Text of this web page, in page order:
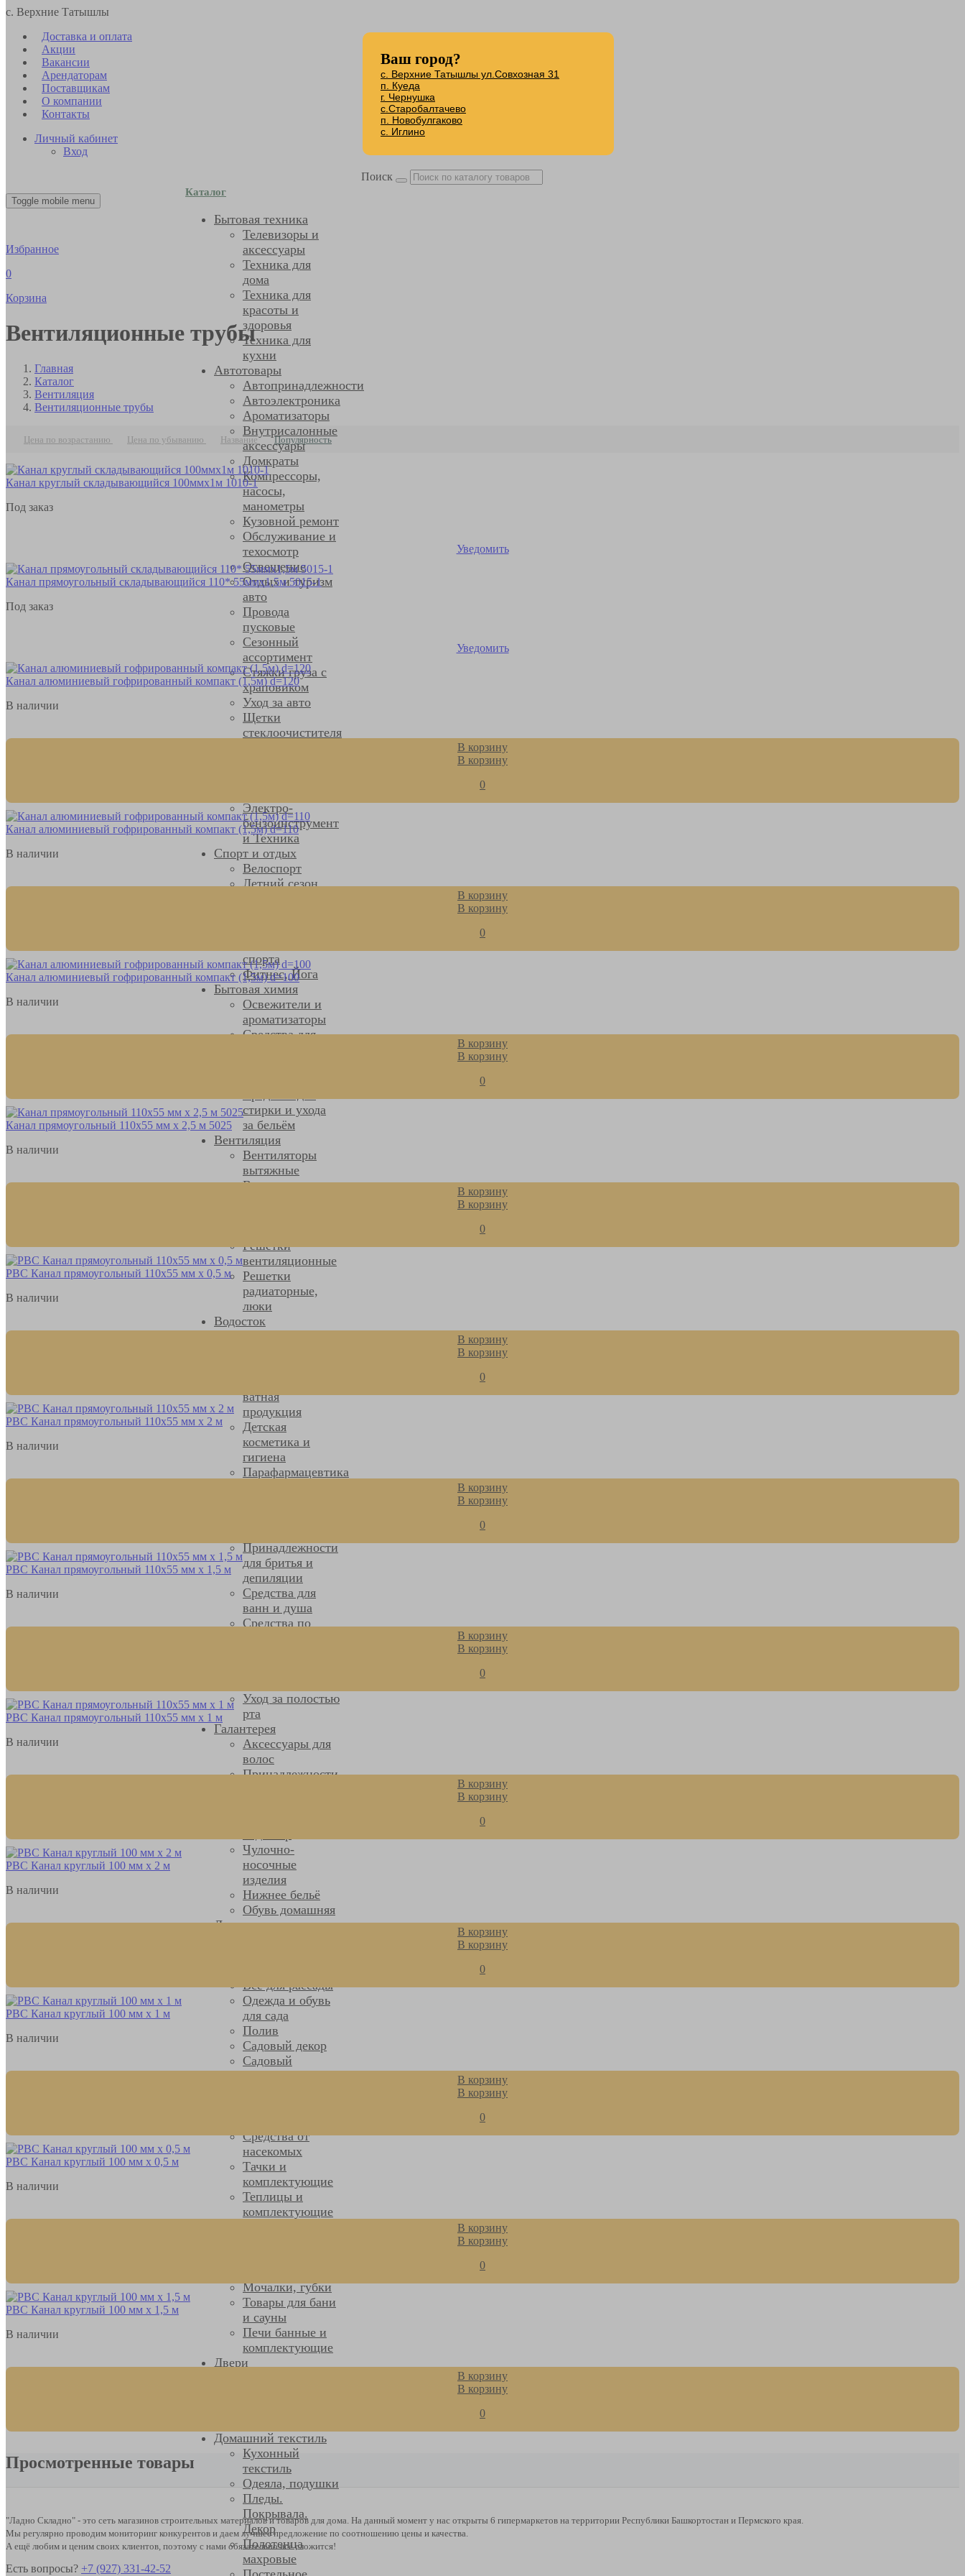
с. Верхние Татышлы
Доставка и оплата
Акции
Вакансии
Арендаторам
Поставщикам
О компании
Контакты
Личный кабинет
Вход
Toggle mobile menu
Каталог
Бытовая техника
Телевизоры и
аксессуары
Техника для
дома
Техника для
красоты и
здоровья
Техника для
кухни
Автотовары
Автопринадлежности
Автоэлектроника
Ароматизаторы
Внутрисалонные
аксессуары
Домкраты
Компрессоры,
насосы,
манометры
Кузовной ремонт
Обслуживание и
техосмотр
Освещение
Отдых и туризм
авто
Провода
пусковые
Сезонный
ассортимент
Стяжки груза с
храповиком
Уход за авто
Щетки
стеклоочистителя
Электро-
бензоинструмент
и Техника
Спорт и отдых
Велоспорт
Летний сезон
спорта
Фитнес, Йога
Бытовая химия
Освежители и
ароматизаторы
Средства для
стирки и ухода
за бельём
Вентиляция
Вентиляторы
вытяжные
Вентиляционные
Решетки
вентиляционные
Решетки
радиаторные,
люки
Водосток
ватная
продукция
Детская
косметика и
гигиена
Парафармацевтика
Принадлежности
для бритья и
депиляции
Средства для
ванн и душа
Средства по
Уход за полостью
рта
Галантерея
Аксессуары для
волос
Принадлежности
Чулочно-
носочные
изделия
Нижнее бельё
Обувь домашняя
Дача и сад
Все для рассады
Одежда и обувь
для сада
Полив
Садовый декор
Садовый
Средства от
насекомых
Тачки и
комплектующие
Теплицы и
комплектующие
Мочалки, губки
Товары для бани
и сауны
Печи банные и
комплектующие
Двери
Домашний текстиль
Кухонный
текстиль
Одеяла, подушки
Пледы.
Покрывала.
Декор
Полотенца
махровые
Поиск
Избранное
0
Корзина
Вентиляционные трубы
Главная
Каталог
Вентиляция
Вентиляционные трубы
Цена по возрастанию Цена по убыванию Название Популярность
Канал круглый складывающийся 100ммх1м 1010-1
Под заказ
Уведомить
Канал прямоугольный складывающийся 110* 55ммх1,5м 5015-1
Под заказ
Уведомить
Канал алюминиевый гофрированный компакт (1,5м) d=120
В наличии
В корзину
В корзину
0
Канал алюминиевый гофрированный компакт (1,5м) d=110
В наличии
В корзину
В корзину
0
Канал алюминиевый гофрированный компакт (1,5м) d=100
В наличии
В корзину
В корзину
0
Канал прямоугольный 110х55 мм х 2,5 м 5025
В наличии
В корзину
В корзину
0
РВС Канал прямоугольный 110х55 мм х 0,5 м
В наличии
В корзину
В корзину
0
РВС Канал прямоугольный 110х55 мм х 2 м
В наличии
В корзину
В корзину
0
РВС Канал прямоугольный 110х55 мм х 1,5 м
В наличии
В корзину
В корзину
0
РВС Канал прямоугольный 110х55 мм х 1 м
В наличии
В корзину
В корзину
0
РВС Канал круглый 100 мм х 2 м
В наличии
В корзину
В корзину
0
РВС Канал круглый 100 мм х 1 м
В наличии
В корзину
В корзину
0
РВС Канал круглый 100 мм х 0,5 м
В наличии
В корзину
В корзину
0
РВС Канал круглый 100 мм х 1,5 м
В наличии
В корзину
В корзину
0
Просмотренные товары
Ваш город?
с. Верхние Татышлы ул.Совхозная 31
п. Куеда
г. Чернушка
с.Старобалтачево
п. Новобулгаково
с. Иглино
"Ладно Складно" - это сеть магазинов строительных материалов и товаров для дома. На данный момент у нас открыты 6 гипермаркетов на территории Республики Башкортостан и Пермского края.
Мы регулярно проводим мониторинг конкурентов и даем лучшее предложение по соотношению цены и качества.
А ещё любим и ценим своих клиентов, поэтому с нами обязательно всё сложится!
Есть вопросы? +7 (927) 331-42-52